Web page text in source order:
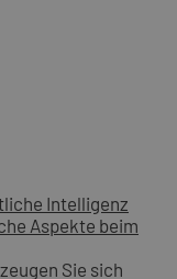
Intelligenz
Aspekte beim
Sie sich